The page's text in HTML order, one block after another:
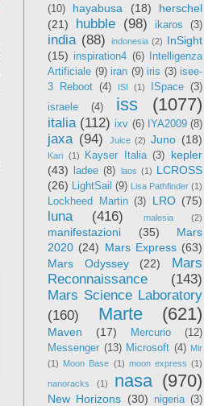
(10)
hayabusa (18)
herschel
(21)
hubble (98) ikaros (3)
india (88) indonesia (2) InSight
(15) inspiration4 (6)
Intelligenza
Artificiale (9) iran (9) iris (3) isee-
3 Reboot (4) ISI (1) ISpace (3)
israele
(4) iss (1077)
italia (112) ixv (6) IYA2009 (8)
jaxa (94) Juice (2) Juno (18)
Kari (1) Kayser Italia (3)
kepler
(43)
ladee (8) laos (1) LCROSS
(26) LightSail (9) Lisa Pathfinder (1)
Lockheed Martin (3) LRO (75)
luna (416) malesia (2)
manifestazioni (35)
Mars
2020 (24) Mars Express (63)
Mars Odyssey
(22)
Mars
Reconnaissance
(143)
Mars Science Laboratory
(160)
Marte (621)
Maven (17) Mercurio
(12)
Messenger (13) Microsoft (4) Mir
(1) Moon Base (1) moon express (1)
nanoracks (1) nasa (970)
New Horizons (30) nigeria (3)